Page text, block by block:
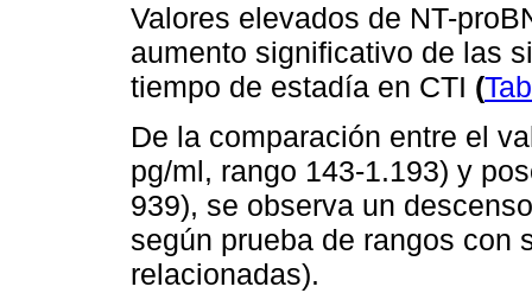
Valores elevados de NT-
aumento significativo de las
tiempo de estadía en CTI (
De la comparación entre el
pg/ml, rango 143-1.193) y
939), se observa un
según prueba de rangos con
relacionadas).